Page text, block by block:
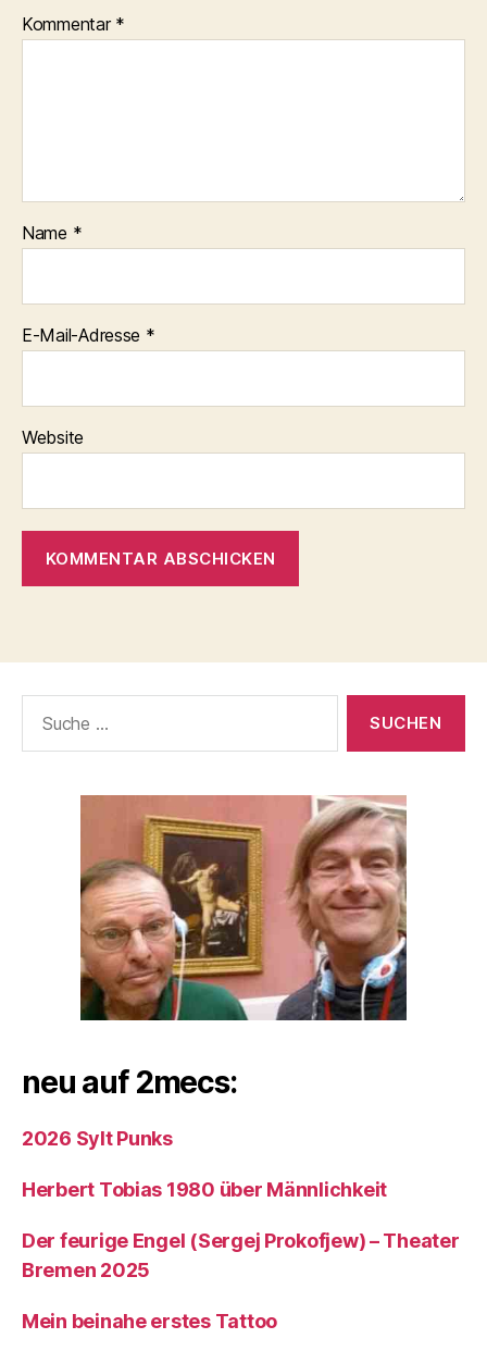
Kommentar *
Name *
E-Mail-Adresse *
Website
nach:
neu auf 2mecs:
2026 Sylt Punks
Herbert Tobias 1980 über Männlichkeit
Der feurige Engel (Sergej Prokofjew) – Theater
Bremen 2025
Mein beinahe erstes Tattoo